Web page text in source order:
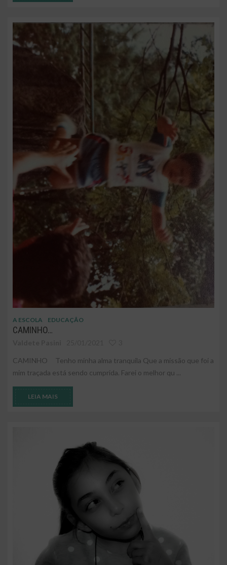
A ESCOLA EDUCAÇÃO
CAMINHO…
CAMINHO Tenho minha alma tranquila Que a missão que foi a
mim traçada está sendo cumprida. Farei o melhor qu ...
LEIA MAIS